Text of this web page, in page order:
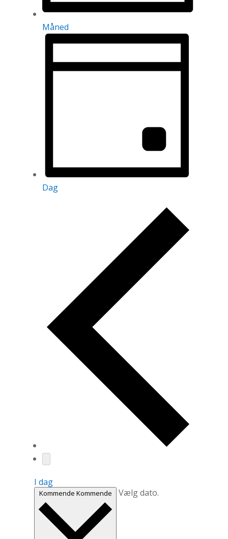
Måned
Dag
I dag
Kommende Kommende Vælg dato.